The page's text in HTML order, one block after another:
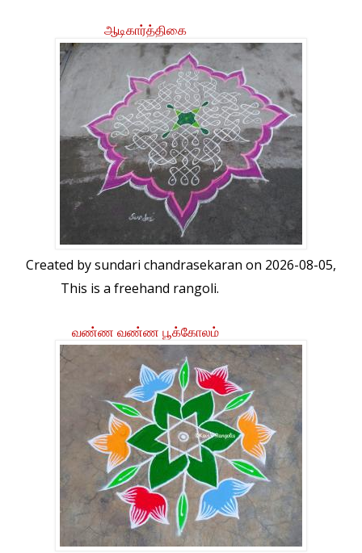
ஆடிகார்த்திகை
Created bysundari chandrasekaran on 2026-08-05,
This is a freehand rangoli.
வண்ண வண்ண பூக்கோலம்